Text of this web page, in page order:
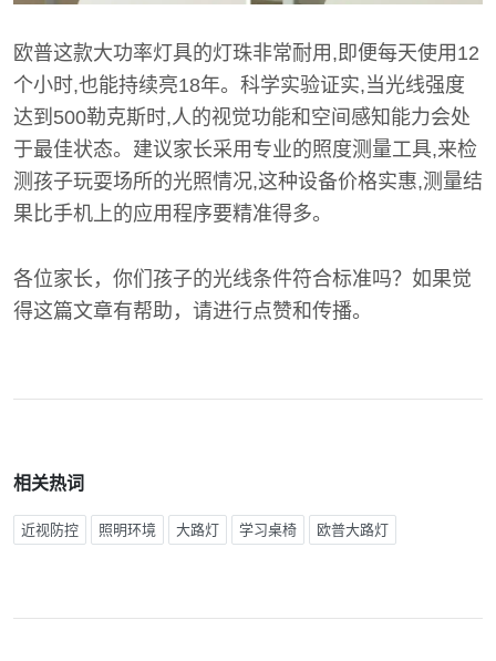
欧普这款大功率灯具的灯珠非常耐用,即便每天使用12
个小时,也能持续亮18年。科学实验证实,当光线强度
达到500勒克斯时,人的视觉功能和空间感知能力会处
于最佳状态。建议家长采用专业的照度测量工具,来检
测孩子玩耍场所的光照情况,这种设备价格实惠,测量结
果比手机上的应用程序要精准得多。
各位家长，你们孩子的光线条件符合标准吗？如果觉
得这篇文章有帮助，请进行点赞和传播。
相关热词
近视防控 照明环境 大路灯 学习桌椅 欧普大路灯